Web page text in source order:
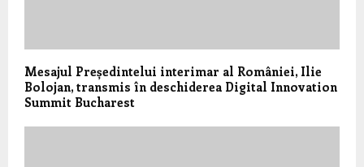
Mesajul Președintelui interimar al României, Ilie
Bolojan, transmis în deschiderea Digital Innovation
Summit Bucharest